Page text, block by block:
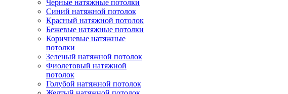
Черные натяжные потолки
Синий натяжной потолок
Красный натяжной потолок
Бежевые натяжные потолки
Коричневые натяжные
потолки
Зеленый натяжной потолок
Фиолетовый натяжной
потолок
Голубой натяжной потолок